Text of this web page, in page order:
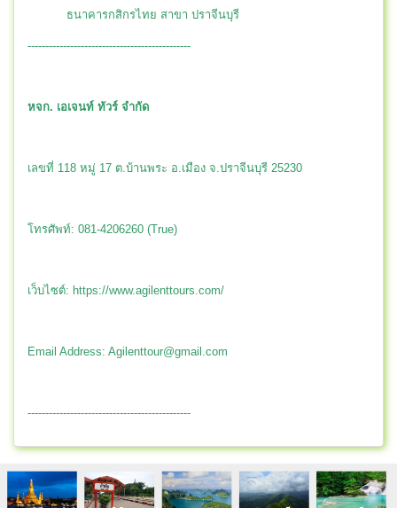
ธนาคารกสิกรไทย สาขา ปราจีนบุรี
----------------------------------------------
หจก. เอเจนท์ ทัวร์ จำกัด
เลขที่ 118 หมู่ 17 ต.บ้านพระ อ.เมือง จ.ปราจีนบุรี 25230
โทรศัพท์: 081-4206260 (True)
เว็บไซต์: https://www.agilenttours.com/
Email Address: Agilenttour@gmail.com
----------------------------------------------